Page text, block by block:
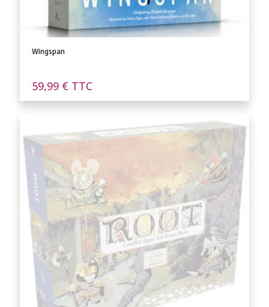
Wingspan
59,99 € TTC